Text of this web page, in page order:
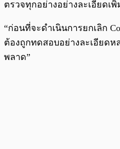
ตรวจทุกอย่างอย่างละเอียดเ
“ก่อนที่จะดำเนินการยกเลิก
ต้องถูกทดสอบอย่างละเอียดห
พลาด”